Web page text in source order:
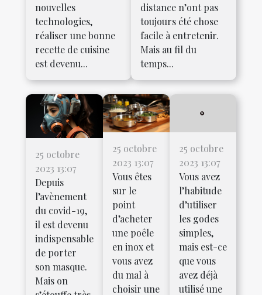
nouvelles
technologies,
réaliser une bonne
recette de cuisine
est devenu...
distance n’ont pas
toujours été chose
facile à entretenir.
Mais au fil du
temps...
25 octobre
2023 13:07
Depuis
l’avènement
du covid-19,
il est devenu
indispensable
de porter
son masque.
Mais on
25 octobre
2023 13:07
Vous êtes
sur le
point
d’acheter
une poêle
en inox et
vous avez
du mal à
choisir une
25 octobre
2023 13:07
Vous avez
l’habitude
d’utiliser
les godes
simples,
mais est-ce
que vous
avez déjà
utilisé une